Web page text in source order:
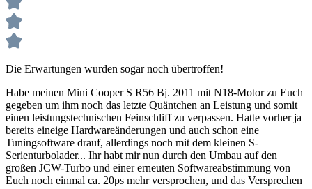
Die Erwartungen wurden sogar noch übertroffen!
Habe meinen Mini Cooper S R56 Bj. 2011 mit N18-Motor zu Euch
gegeben um ihm noch das letzte Quäntchen an Leistung und somit
einen leistungstechnischen Feinschliff zu verpassen. Hatte vorher ja
bereits eineige Hardwareänderungen und auch schon eine
Tuningsoftware drauf, allerdings noch mit dem kleinen S-
Serienturbolader... Ihr habt mir nun durch den Umbau auf den
großen JCW-Turbo und einer erneuten Softwareabstimmung von
Euch noch einmal ca. 20ps mehr versprochen, und das Versprechen